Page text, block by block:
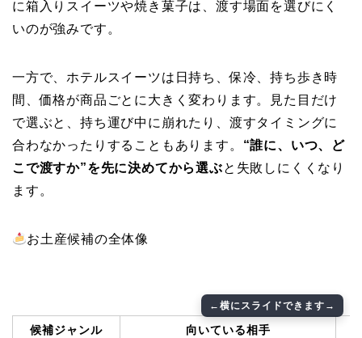
に箱入りスイーツや焼き菓子は、渡す場面を選びにく
いのが強みです。
一方で、ホテルスイーツは日持ち、保冷、持ち歩き時
間、価格が商品ごとに大きく変わります。見た目だけ
で選ぶと、持ち運び中に崩れたり、渡すタイミングに
合わなかったりすることもあります。 “誰に、いつ、ど
こで渡すか”を先に決めてから選ぶと失敗しにくくなり
ます。
お土産候補の全体像
候補ジャンル 向いている相手